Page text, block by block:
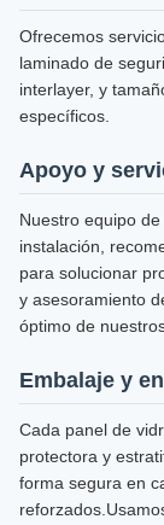
Ofrecemos
laminado de
interlayer, y
específicos.
Apoyo y
Nuestro equipo
instalación,
para solucionar
y asesoramiento
óptimo de
Embalaje y
Cada panel de
protectora y
forma segura en